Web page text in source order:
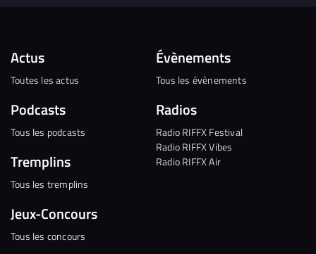
Actus
Toutes les actus
Podcasts
Tous les podcasts
Tremplins
Tous les tremplins
Jeux-Concours
Tous les concours
Évènements
Tous les évènements
Radios
Radio RIFFX Festival
Radio RIFFX Vibes
Radio RIFFX Air